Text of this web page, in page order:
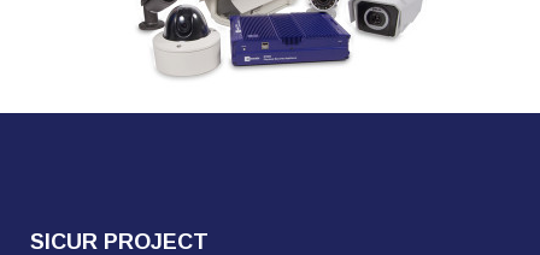
SICUR PROJECT